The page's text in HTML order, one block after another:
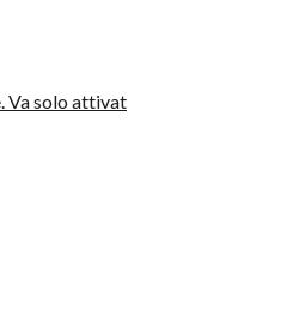
Va solo attivat